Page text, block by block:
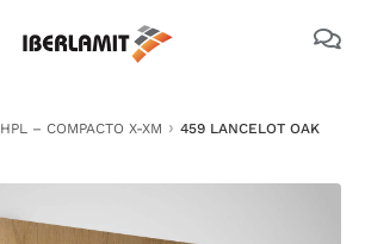
HPL – COMPACTO X-XM 459 LANCELOT OAK